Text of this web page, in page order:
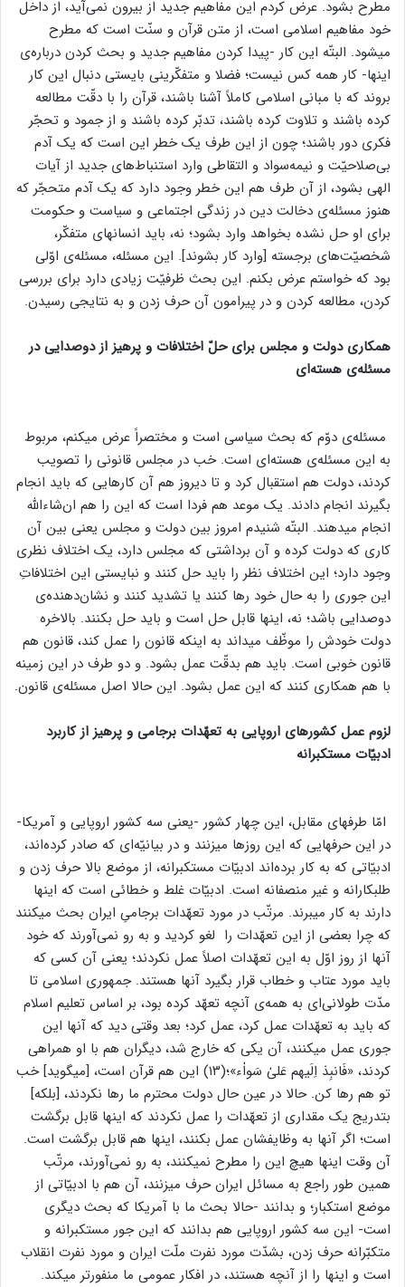
مطرح بشود. عرض کردم این مفاهیم جدید از بیرون نمی‌آید، از داخل
خود مفاهیم اسلامی است، از متن قرآن و سنّت است که مطرح
میشود. البتّه این کار -پیدا کردن مفاهیم جدید و بحث‌ کردن درباره‌ی
اینها- کار همه کس نیست؛ فضلا و متفکّرینی بایستی دنبال این کار
بروند که با مبانی اسلامی کاملاً آشنا باشند، قرآن را با دقّت مطالعه
کرده باشند و تلاوت کرده باشند، تدبّر کرده باشند و از جمود و تحجّر
فکری دور باشند؛ چون از این طرف یک خطر این است که یک آدم
بی‌صلاحیّت و نیمه‌سواد و التقاطی وارد استنباط‌های جدید از آیات
الهی بشود، از‌ آن طرف هم این خطر وجود دارد که یک آدم متحجّر که
هنوز مسئله‌ی دخالت دین در زندگی اجتماعی و سیاست و حکومت
برای او حل نشده بخواهد وارد بشود؛ نه، باید انسانهای متفکّر،
شخصیّت‌های برجسته [وارد کار بشوند]. این مسئله، مسئله‌ی اوّلی
بود که خواستم عرض بکنم. این بحث ظرفیّت زیادی دارد برای بررسی
‌کردن، مطالعه ‌کردن و در پیرامون آن حرف ‌زدن و به نتایجی رسیدن.
همکاری دولت و مجلس برای حلّ اختلافات و پرهیز از دوصدایی در
مسئله‌ی هسته‌ای
مسئله‌ی دوّم که بحث سیاسی است و مختصراً عرض میکنم، مربوط
به این مسئله‌ی هسته‌ای است. خب در مجلس قانونی را تصویب
کردند، دولت هم استقبال کرد و تا دیروز هم آن کارهایی که باید انجام
بگیرند انجام دادند. یک موعد هم فردا است که این را هم ان‌شاءالله
انجام میدهند. البتّه شنیدم امروز بین دولت و مجلس یعنی بین آن
کاری که دولت کرده و آن برداشتی که مجلس دارد، یک اختلاف نظری
وجود دارد؛ این اختلاف نظر را باید حل کنند و نبایستی این اختلافاتِ
این جوری را به حال خود رها کنند یا تشدید کنند و نشان‌دهنده‌ی
دوصدایی باشد؛ نه، اینها قابل حل است و باید حل بکنند. بالاخره
دولت خودش را موظّف میداند به اینکه قانون را عمل کند، قانون هم
قانون خوبی است. باید هم بدقّت عمل بشود. و دو طرف در این زمینه
با هم همکاری کنند که این عمل بشود. این حالا اصل مسئله‌ی قانون.
لزوم عمل کشورهای اروپایی به تعهّدات برجامی و پرهیز از کاربرد
ادبیّات مستکبرانه
امّا طرفهای مقابل، این چهار کشور -یعنی سه کشور اروپایی و آمریکا-
در این حرفهایی که این روزها میزنند و در بیانیّه‌ای که صادر کرده‌اند،
ادبیّاتی که به کار برده‌اند ادبیّات مستکبرانه، از موضع بالا حرف زدن و
طلبکارانه و غیر منصفانه است. ادبیّات غلط و خطائی است که اینها
دارند به کار میبرند. مرتّب در مورد تعهّدات برجامیِ ایران بحث میکنند
که چرا بعضی‌ از این تعهّدات را لغو کردید و به رو نمی‌آورند که خود
آنها از روز اوّل به این تعهّدات اصلاً عمل نکردند؛ یعنی آن کسی که
باید مورد عتاب و خطاب قرار بگیرد آنها هستند. جمهوری اسلامی تا
مدّت طولانی‌ای به همه‌ی آنچه تعهّد کرده بود، بر اساس تعلیم اسلام
که باید به تعهّدات عمل کرد، عمل کرد؛ بعد وقتی دید که آنها این
جوری عمل میکنند، آن یکی که خارج شد، دیگران هم با او همراهی
کردند، «فَانبِذ اِلَیهم عَلیٰ سَواٰء»؛(۱۳) این هم قرآن است، [میگوید] خب
تو هم رها کن. حالا در عین حال دولت محترم ما رها نکردند، [بلکه]
بتدریج یک مقداری از تعهّدات را عمل نکردند که اینها قابل برگشت
است؛ اگر آنها به وظایفشان عمل بکنند، اینها هم قابل برگشت است.
آن وقت اینها هیچ این را مطرح نمیکنند، به رو نمی‌آورند، مرتّب
همین‌ طور راجع به مسائل ایران حرف میزنند، آن هم با ادبیّاتی از
موضع استکبار؛ و بدانند -حالا بحث ما با آمریکا که بحث دیگری
است- این سه کشور اروپایی هم بدانند که این جور مستکبرانه و
متکبّرانه حرف زدن، بشدّت مورد نفرت ملّت ایران و مورد نفرت انقلاب
است و اینها را از آنچه هستند، در افکار عمومی ما منفورتر میکند.